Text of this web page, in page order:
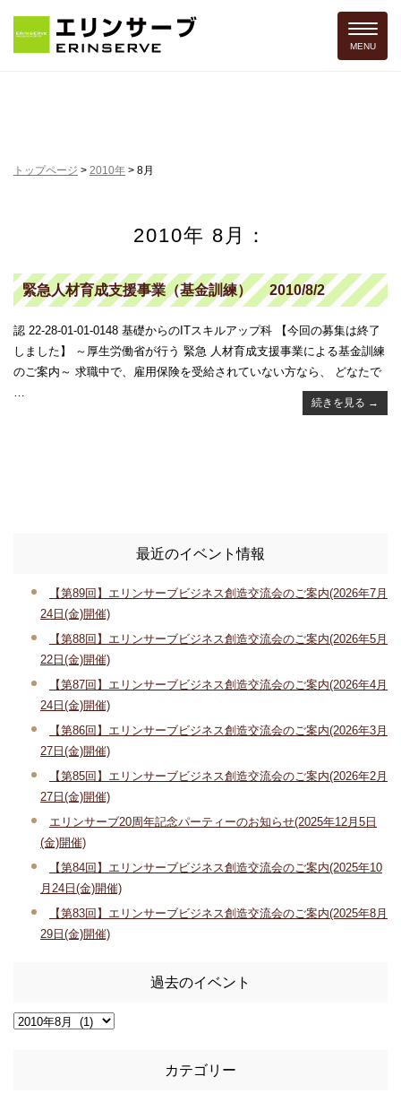
Toggle
MENU
トップページ > 2010年 > 8月
2010年 8月：
緊急人材育成支援事業（基金訓練） 2010/8/2
認 22-28-01-01-0148 基礎からのITスキルアップ科 【今回の募集は終了
しました】 ～厚生労働省が行う 緊急 人材育成支援事業による基金訓練
のご案内～ 求職中で、雇用保険を受給されていない方なら、 どなたで
…
続きを見る →
最近のイベント情報
【第89回】エリンサーブビジネス創造交流会のご案内(2026年7月
24日(金)開催)
【第88回】エリンサーブビジネス創造交流会のご案内(2026年5月
22日(金)開催)
【第87回】エリンサーブビジネス創造交流会のご案内(2026年4月
24日(金)開催)
【第86回】エリンサーブビジネス創造交流会のご案内(2026年3月
27日(金)開催)
【第85回】エリンサーブビジネス創造交流会のご案内(2026年2月
27日(金)開催)
エリンサーブ20周年記念パーティーのお知らせ(2025年12月5日
(金)開催)
【第84回】エリンサーブビジネス創造交流会のご案内(2025年10
月24日(金)開催)
【第83回】エリンサーブビジネス創造交流会のご案内(2025年8月
29日(金)開催)
過去のイベント
カテゴリー